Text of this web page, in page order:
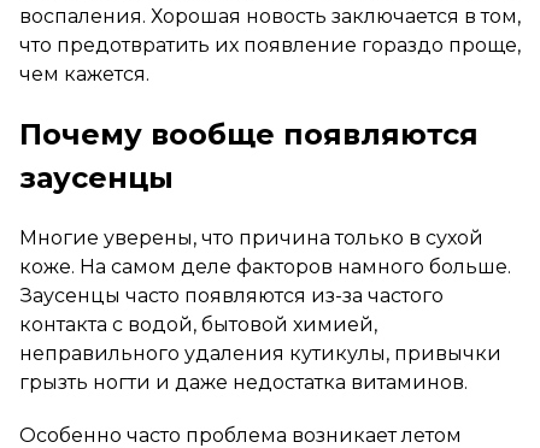
воспаления. Хорошая новость заключается в том,
что предотвратить их появление гораздо проще,
чем кажется.
Почему вообще появляются
заусенцы
Многие уверены, что причина только в сухой
коже. На самом деле факторов намного больше.
Заусенцы часто появляются из-за частого
контакта с водой, бытовой химией,
неправильного удаления кутикулы, привычки
грызть ногти и даже недостатка витаминов.
Особенно часто проблема возникает летом